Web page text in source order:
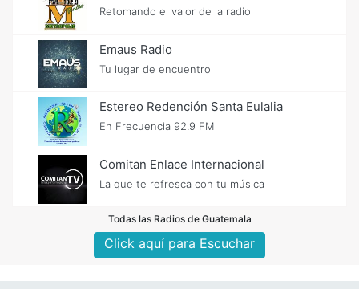
Retomando el valor de la radio
Emaus Radio
Tu lugar de encuentro
Estereo Redención Santa Eulalia
En Frecuencia 92.9 FM
Comitan Enlace Internacional
La que te refresca con tu música
Todas las Radios de Guatemala
Click aquí para Escuchar